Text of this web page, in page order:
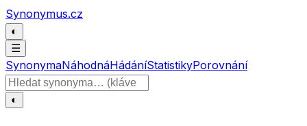
Přeskočit na obsah
Synonymus.cz
◐
☰
SynonymaNáhodnáHádáníStatistikyPorovnání
Hledat slovo
◐